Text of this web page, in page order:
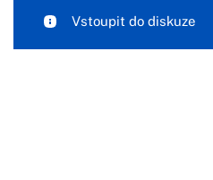
Vstoupit do diskuze